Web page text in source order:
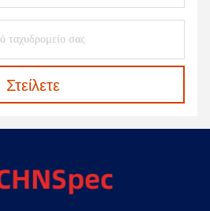
Στείλετε